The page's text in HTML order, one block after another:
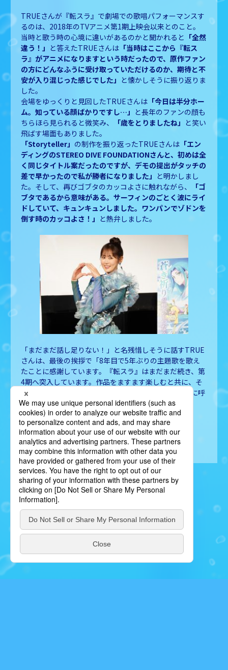
TRUEさんが『転スラ』で劇場での歌唱パフォーマンスす
るのは、2018年のTVアニメ第1期上映会以来とのこと。
当時と歌う時の心境に違いがあるのかと聞かれると 「全然
違う！」 と答えたTRUEさんは 「当時はここから『転ス
ラ』がアニメになりますという時だったので、原作ファン
の方にどんなふうに受け取っていただけるのか、期待と不
安が入り混じった感じでした」 と懐かしそうに振り返りま
した。
会場をゆっくりと見回したTRUEさんは 「今日は半分ホー
ム。知っている顔ばかりですし…」 と長年のファンの顔も
ちらほら見られると微笑み、
「歳をとりましたね」 と笑い
飛ばす場面もありました。
「Storyteller」 の制作を振り返ったTRUEさんは 「エン
ディングのSTEREO DIVE FOUNDATIONさんと、初めは全
く同じタイトル案だったのですが、デモの提出がタッチの
差で早かったので私が勝者になりました」 と明かしまし
た。そして、再びゴブタのカッコよさに触れながら、
「ゴ
ブタであるから意味がある。サーフィンのごとく波にライ
ドしていて、キュンキュンしました。ワンパンでゾドンを
倒す時のカッコよさ！」 と熱弁しました。
「まだまだ話し足りない！」 と名残惜しそうに話すTRUE
さんは、最後の挨拶で 「8年目で5年ぶりの主題歌を歌え
たことに感謝しています。『転スラ』はまだまだ続き、第
4期へ突入しています。作品をますます楽しむと共に、そ
こに付随するアーティストを愛してください」
と元気に呼
びかけ、イベントを締めくくりました。
BACK TO LIST